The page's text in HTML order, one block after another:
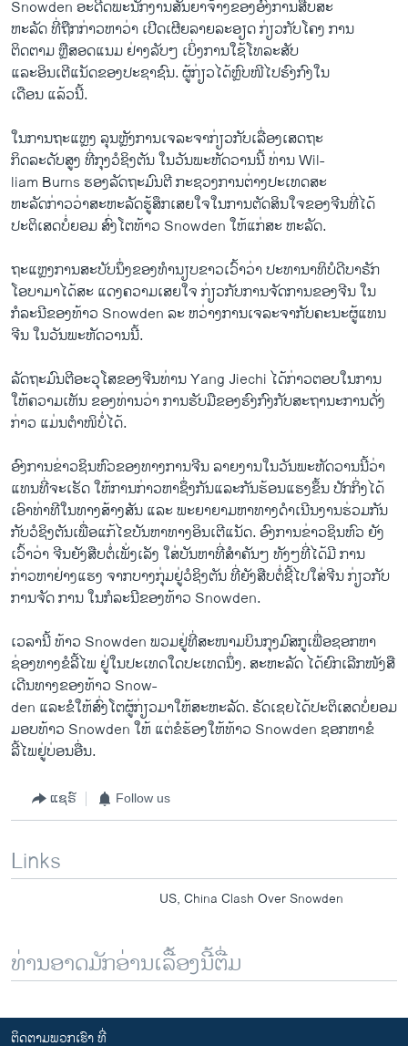
ລາຍງານ
ຕິດຕາມພວກເຮົາ ທີ່
ພາສາຕ່າງໆ
Snowden ອະດີດພະນັກງານສັນຍາຈ້າງຂອງອົງການສືບສະ
ຫະລັດ ທີ່ຖືກກ່າວຫາວ່າ ເປີດເຜີຍລາຍລະອຽດ ກ່ຽວກັບໂຄງ ການ
ຕິດຕາມ ຫຼືສອດແນມ ຢ່າງລັບໆ ເບິ່ງການໃຊ້ໂທລະສັບ
ແລະອິນເຕີແນັດຂອງປະຊາຊົນ. ຜູ້ກ່ຽວໄດ້ຫຼົບໜີໄປຮົງກົງໃນ
ເດືອນ ແລ້ວນີ້.
ໃນການຖະແຫຼງ ລຸນຫຼັງການເຈລະຈາກ່ຽວກັບເລື່ອງເສດຖະ
ກິດລະດັບສູງ ທີ່ກຸງວໍຊິງຕັນ ໃນວັນພະຫັດວານນີ້ ທ່ານ Wil-
liam Burns ຮອງລັດຖະມົນຕີ ກະຊວງການຕ່າງປະເທດສະ
ຫະລັດກ່າວວ່າສະຫະລັດຮູ້ສຶກເສຍໃຈໃນການຕັດສິນໃຈຂອງຈີນທີ່ໄດ້
ປະຕິເສດບໍ່ຍອມ ສົ່ງໂຕທ້າວ Snowden ໃຫ້ແກ່ສະ ຫະລັດ.
ຖະແຫຼງການສະບັບນຶ່ງຂອງທຳນຽບຂາວເວົ້າວ່າ ປະທານາທິບໍດີບາຣັກ
ໂອບາມາໄດ້ສະ ແດງຄວາມເສຍໃຈ ກ່ຽວກັບການຈັດການຂອງຈີນ ໃນ
ກໍລະນີຂອງທ້າວ Snowden ລະ ຫວ່າງການເຈລະຈາກັບຄະນະຜູ້ແທນ
ຈີນ ໃນວັນພະຫັດວານນີ້.
ລັດຖະມົນຕີອະວຸໂສຂອງຈີນທ່ານ Yang Jiechi ໄດ້ກ່າວຕອບໃນການ
ໃຫ້ຄວາມເຫັນ ຂອງທ່ານວ່າ ການຮັບມືຂອງຮົງກົງກັບສະຖານະການດັ່ງ
ກ່າວ ແມ່ນຕຳໜິບໍ່ໄດ້.
ອົງການຂ່າວຊິນຫົວຂອງທາງການຈີນ ລາຍງານໃນວັນພະຫັດວານນີ້ວ່າ
ແທນທີ່ຈະເຮັດ ໃຫ້ການກ່າວຫາຊຶ່ງກັນແລະກັນຮ້ອນແຮງຂຶ້ນ ປັກກິ່ງໄດ້
ເອົາທ່າທີໃນທາງສ້າງສັນ ແລະ ພະຍາຍາມຫາທາງດຳເນີນງານຮ່ວມກັນ
ກັບວໍຊິງຕັນເພື່ອແກ້ໄຂບັນຫາທາງອິນເຕີແນັດ. ອົງການຂ່າວຊິນຫົວ ຍັງ
ເວົ້າວ່າ ຈີນຍັງສືບຕໍ່ເພັ່ງເລັງ ໃສ່ບັນຫາທີ່ສຳຄັນໆ ທັງໆທີ່ໄດ້ມີ ການ
ກ່າວຫາຢ່າງແຮງ ຈາກບາງກຸ່ມຢູ່ວໍຊິງຕັນ ທີ່ຍັງສືບຕໍ່ຊີ້ໄປໃສ່ຈີນ ກ່ຽວກັບ
ການຈັດ ການ ໃນກໍລະນີຂອງທ້າວ Snowden.
ເວລານີ້ ທ້າວ Snowden ພວມຢູ່ທີ່ສະໜາມບິນກຸງມົສກູເພື່ອຊອກຫາ
ຊ່ອງທາງຂໍລີ້ໄພ ຢູ່ໃນປະເທດໃດປະເທດນຶ່ງ. ສະຫະລັດ ໄດ້ຍົກເລີກໜັງສື
ເດີນທາງຂອງທ້າວ Snow-
den ແລະຂໍໃຫ້ສົ່ງໂຕຜູ້ກ່ຽວມາໃຫ້ສະຫະລັດ. ຣັດເຊຍໄດ້ປະຕິເສດບໍ່ຍອມ
ມອບທ້າວ Snowden ໃຫ້ ແຕ່ຂໍຮ້ອງໃຫ້ທ້າວ Snowden ຊອກຫາຂໍ
ລີ້ໄພຢູ່ບ່ອນອື່ນ.
ແຊຣ໌ Follow us
Links
US, China Clash Over Snowden
ທ່ານອາດມັກອ່ານເລື້ອງນີ້ຕື່ມ
ຕິດຕາມພວກເຮົາ ທີ່